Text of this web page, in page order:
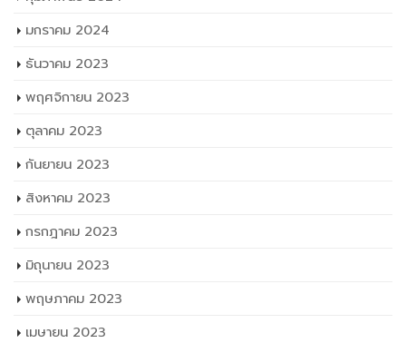
มกราคม 2024
ธันวาคม 2023
พฤศจิกายน 2023
ตุลาคม 2023
กันยายน 2023
สิงหาคม 2023
กรกฎาคม 2023
มิถุนายน 2023
พฤษภาคม 2023
เมษายน 2023